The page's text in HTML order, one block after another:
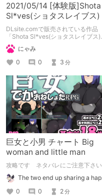
2021/05/14 [体験版]Shota
Sl*ves(ショタスレイブス)
DLsite.comで販売されている作品
「Shota Sl*ves(ショタスレイブス)
（体験版）の備忘録となります。
にゃみ
0
0 3 分
巨女と小男 チャート Big
woman and little man
攻略です ネタバレにご注意下さい
0
0 2分